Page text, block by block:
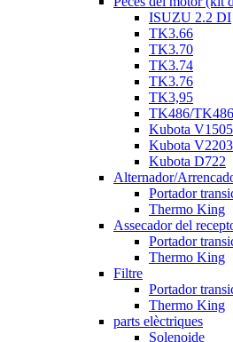
ISUZU 2.2 DI
TK3.66
TK3.70
TK3.74
TK3.76
TK3,95
TK486/
Kubota V1505
Kubota V2203
Kubota D722
Alternador/
Portador
Thermo King
Assecador del
Portador
Thermo King
Filtre
Portador
Thermo King
parts elèctriques
Solenoide